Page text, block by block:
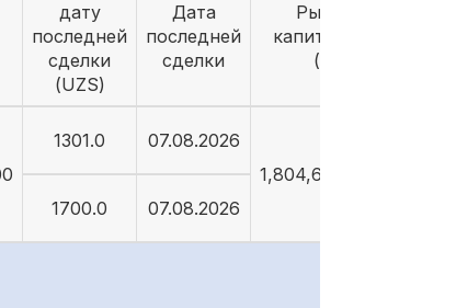
дату
последней
сделки
(UZS)
Дата
последней
сделки
Рыночная
капитализация
(UZS)
1301.0
07.08.2026
1,804,671,604,204
1700.0 07.08.2026